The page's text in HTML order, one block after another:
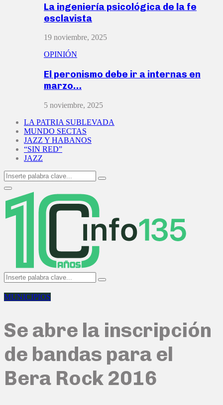
La ingeniería psicológica de la fe
esclavista
19 noviembre, 2025
OPINIÓN
El peronismo debe ir a internas en
marzo…
5 noviembre, 2025
LA PATRIA SUBLEVADA
MUNDO SECTAS
JAZZ Y HABANOS
“SIN RED”
JAZZ
Search
for:
Search
Primary
Menu
Search
for:
Search
MUNICIPIOS
Se abre la inscripción
de bandas para el
Bera Rock 2016